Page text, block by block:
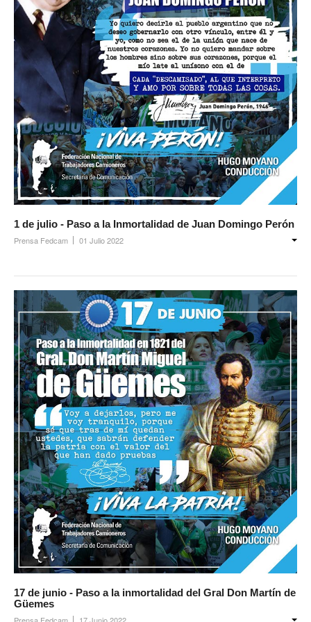
Secretaría de Igualdad de Género
Secretaría de Comunicación
Secretaría de Jubilaciones
Secretaría de Planificación e Inversiones
Noticias secretarías
Gremiales
Planillas de sueldos
Planillas de sueldos
Acuerdos / Homologaciones
Acuerdos por empresa
Sistemas
Impresión de boletas
Arancel psicofísico
CCT 40/89
Actualidad
Impresión de boletas
Contacto
Contáctenos
Contacto secretarías
1 de julio - Paso a la Inmortalidad de Juan Domingo Perón
Prensa Fedcam 01 Julio 2022
17 de junio - Paso a la inmortalidad del Gral Don Martín de
Güemes